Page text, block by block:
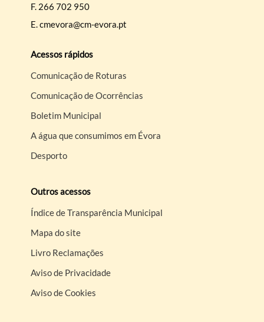
F. 266 702 950
E.cmevora@cm-evora.pt
Acessos rápidos
Comunicação de Roturas
Comunicação de Ocorrências
Boletim Municipal
A água que consumimos em Évora
Desporto
Outros acessos
Índice de Transparência Municipal
Mapa do site
Livro Reclamações
Aviso de Privacidade
Aviso de Cookies